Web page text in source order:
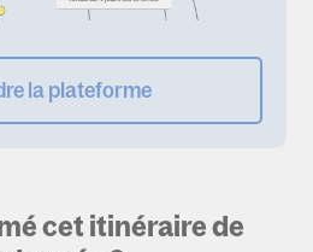
la plateforme
cet itinéraire de